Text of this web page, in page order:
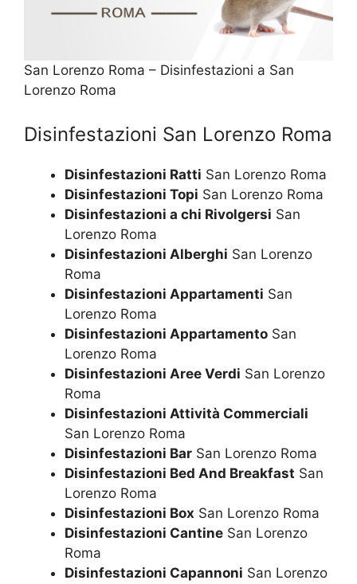
San Lorenzo Roma – Disinfestazioni a San
Lorenzo Roma
Disinfestazioni San Lorenzo Roma
Disinfestazioni Ratti San Lorenzo Roma
Disinfestazioni Topi San Lorenzo Roma
Disinfestazioni a chi Rivolgersi San
Lorenzo Roma
Disinfestazioni Alberghi San Lorenzo
Roma
Disinfestazioni Appartamenti San
Lorenzo Roma
Disinfestazioni Appartamento San
Lorenzo Roma
Disinfestazioni Aree Verdi San Lorenzo
Roma
Disinfestazioni Attività Commerciali
San Lorenzo Roma
Disinfestazioni Bar San Lorenzo Roma
Disinfestazioni Bed And Breakfast San
Lorenzo Roma
Disinfestazioni Box San Lorenzo Roma
Disinfestazioni Cantine San Lorenzo
Roma
Disinfestazioni Capannoni San Lorenzo